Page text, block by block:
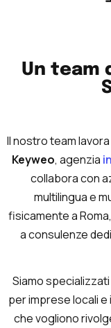
Un team
Il nostro team
Keyweo, agenzia
collabora con
multilingua e
fisicamente a
a consulenze
Siamo specializzati
per imprese locali e
che vogliono